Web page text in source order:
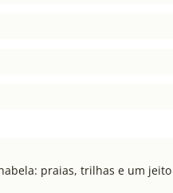
praias, trilhas e um